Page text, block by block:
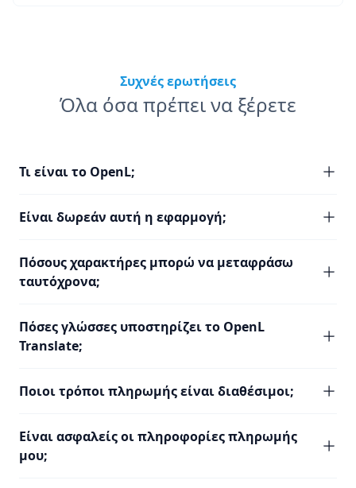
Συχνές ερωτήσεις
Όλα όσα πρέπει να ξέρετε
Τι είναι το OpenL;
Είναι δωρεάν αυτή η εφαρμογή;
Πόσους χαρακτήρες μπορώ να μεταφράσω
ταυτόχρονα;
Πόσες γλώσσες υποστηρίζει το OpenL
Translate;
Ποιοι τρόποι πληρωμής είναι διαθέσιμοι;
Είναι ασφαλείς οι πληροφορίες πληρωμής
μου;